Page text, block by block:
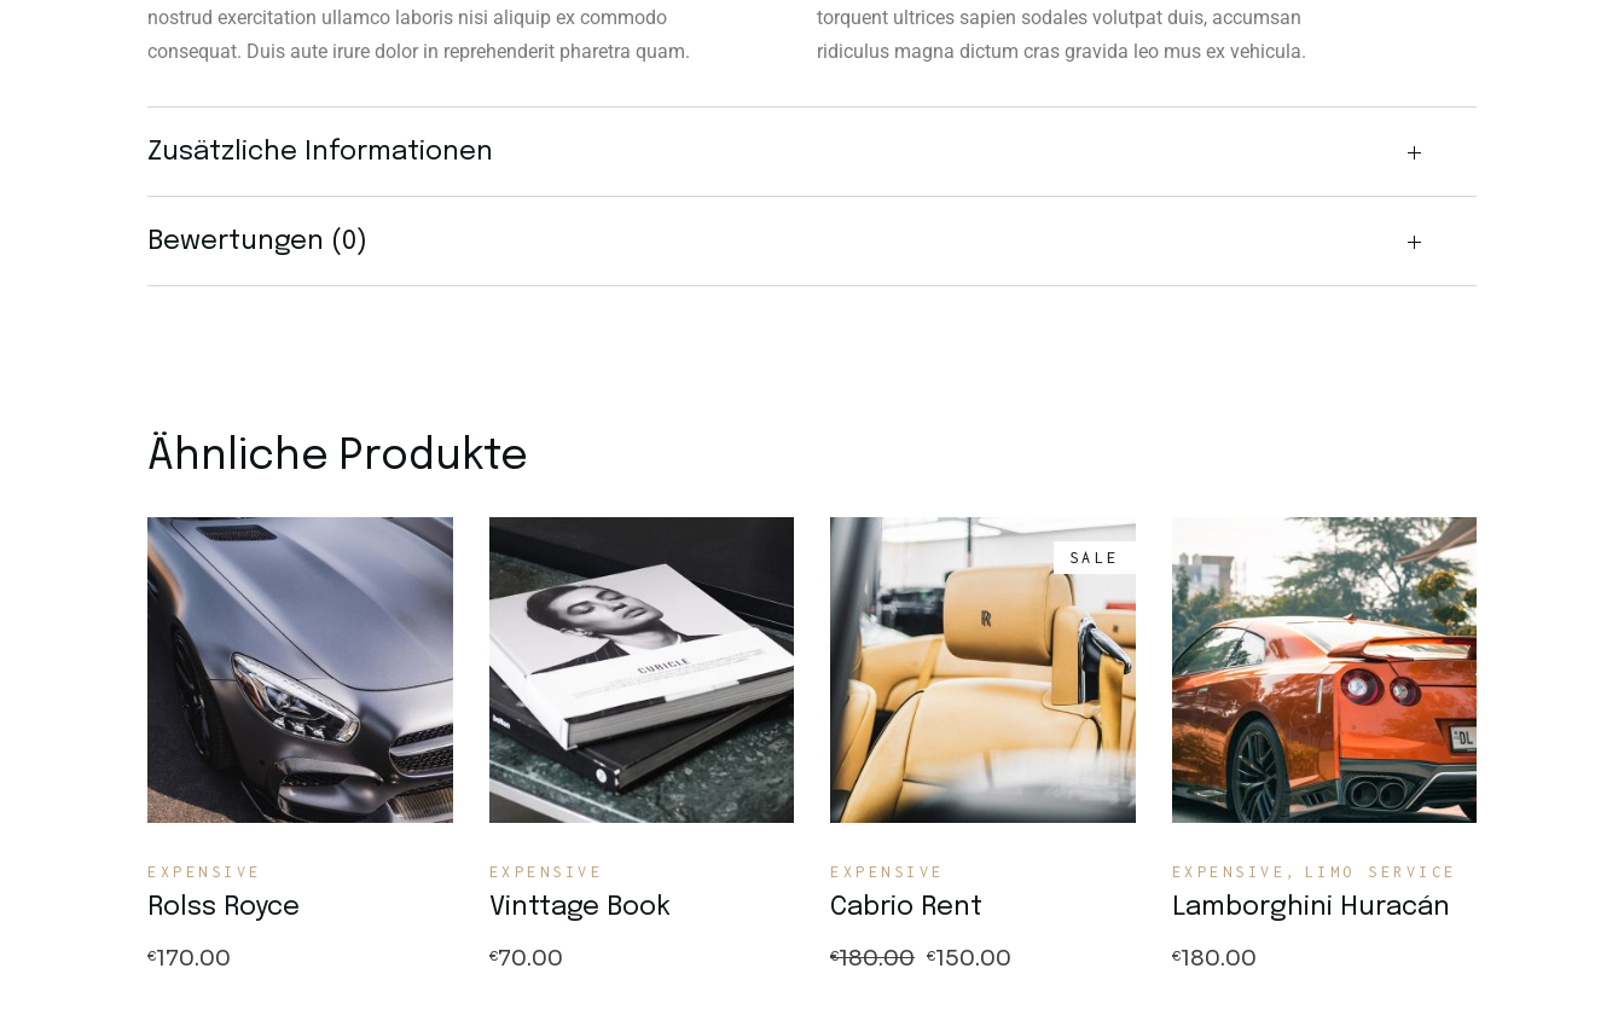
nostrud exercitation ullamco laboris nisi aliquip ex commodo
consequat. Duis aute irure dolor in reprehenderit pharetra quam.
torquent ultrices sapien sodales volutpat duis, accumsan
ridiculus magna dictum cras gravida leo mus ex vehicula.
Zusätzliche Informationen
Bewertungen (0)
Ähnliche Produkte
Quick View
Rolss Royce
€170.00
EXPENSIVE
Quick View
Vinttage Book
€70.00
EXPENSIVE
SALE
Quick View
Cabrio Rent
€180.00 €150.00
EXPENSIVE
Quick View
Lamborghini Huracán
€180.00
EXPENSIVE LIMO SERVICE